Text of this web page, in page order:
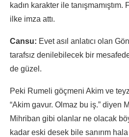
kadın karakter ile
ilke imza attı.
Cansu: Evet asıl anlatıcı olan
tarafsız denilebilecek bir
de güzel.
Peki Rumeli göçmeni Akim ve
“Akim gavur. Olmaz bu iş.” diyen
Mihriban gibi olanlar ne olacak
kadar eski desek bile sanırım